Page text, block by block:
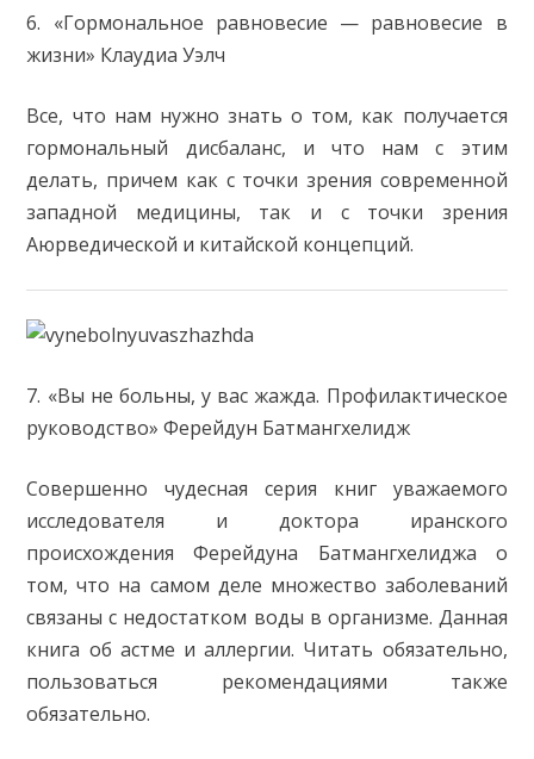
6. «Гормональное равновесие — равновесие в
жизни» Клаудиа Уэлч
Все, что нам нужно знать о том, как получается
гормональный дисбаланс, и что нам с этим
делать, причем как с точки зрения современной
западной медицины, так и с точки зрения
Аюрведической и китайской концепций.
7. «Вы не больны, у вас жажда. Профилактическое
руководство» Ферейдун Батмангхелидж
Совершенно чудесная серия книг уважаемого
исследователя и доктора иранского
происхождения Ферейдуна Батмангхелиджа о
том, что на самом деле множество заболеваний
связаны с недостатком воды в организме. Данная
книга об астме и аллергии. Читать обязательно,
пользоваться рекомендациями также
обязательно.